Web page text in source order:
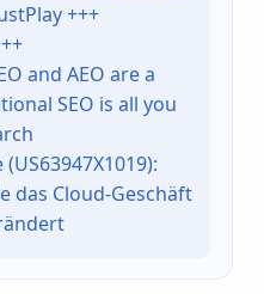
+++
and AEO are a
SEO is all you
das Cloud-Geschäft